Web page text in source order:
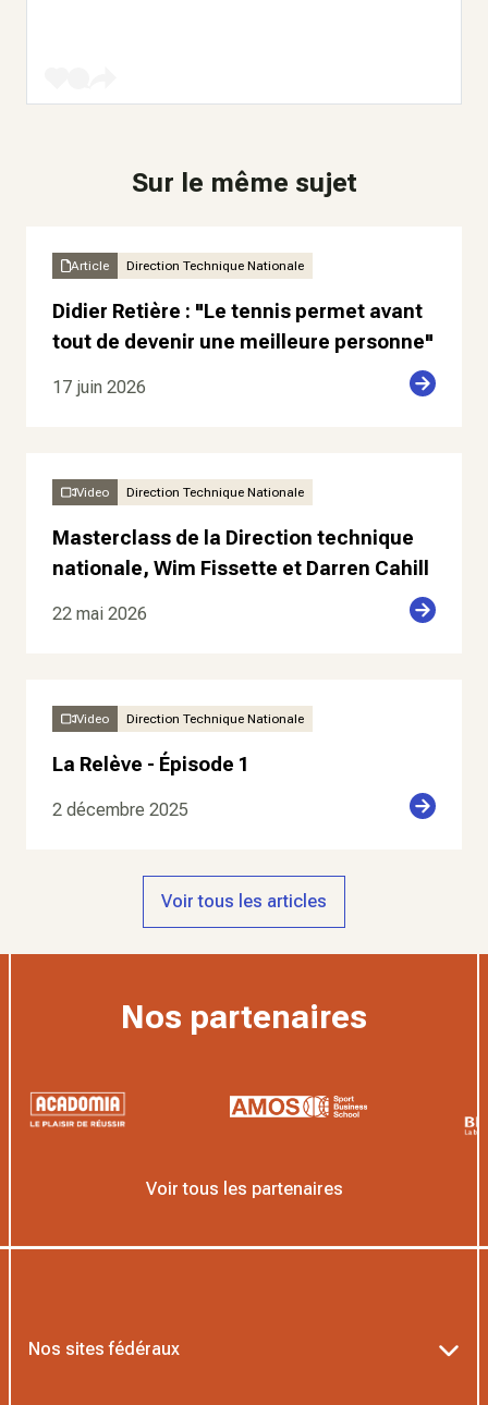
Sur le même sujet
Article Direction Technique Nationale
Didier Retière : "Le tennis permet avant
tout de devenir une meilleure personne"
17 juin 2026
Video Direction Technique Nationale
Masterclass de la Direction technique
nationale, Wim Fissette et Darren Cahill
22 mai 2026
Video Direction Technique Nationale
La Relève - Épisode 1
2 décembre 2025
Voir tous les articles
Nos partenaires
Voir tous les partenaires
Nos sites fédéraux